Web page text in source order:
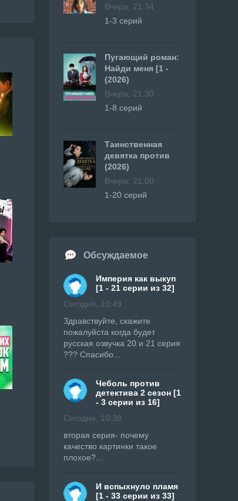
Вчера, 21:34
1-3 серий
Пугающий роман:
Найди меня [1 -
(2026)
Вчера, 21:30
1-8 серий
Таинственная
девятка против
(2026)
Вчера, 21:00
1-20 серий
Обсуждаемое
Империя как выкуп
[1 - 21 серии из 32]
Сегодня, 10:49
Здравствуйте, скажите
пожалуйста когда будет
русская озвучка 20 и 21 серия
??? Спасибо...
Чеболь против
детектива 2 сезон [1
- 3 серии из 16]
Сегодня, 10:38
вторая серия- почему
качество картинки такое
плохое?...
И вспыхнуло пламя
[1 - 33 серии из 33]